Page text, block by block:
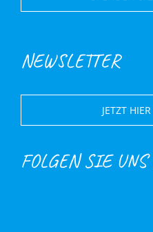
NEWSLETTER
JETZT
FOLGEN SIE UNS